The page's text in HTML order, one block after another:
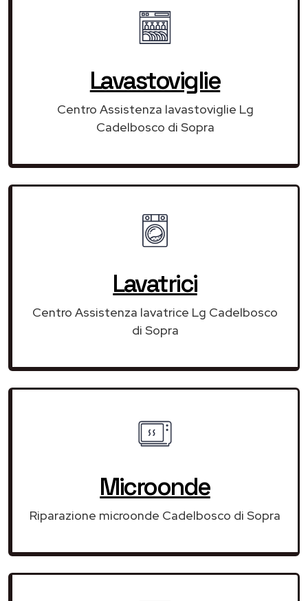
Lavastoviglie
Centro Assistenza lavastoviglie Lg
Cadelbosco di Sopra
Lavatrici
Centro Assistenza lavatrice Lg Cadelbosco
di Sopra
Microonde
Riparazione microonde Cadelbosco di Sopra